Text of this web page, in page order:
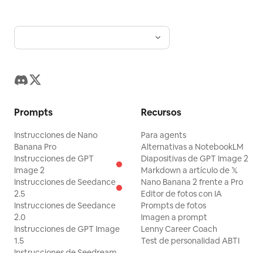
Prompts
Instrucciones de Nano
Banana Pro
Instrucciones de GPT
Image 2
Instrucciones de Seedance
2.5
Instrucciones de Seedance
2.0
Instrucciones de GPT Image
1.5
Recursos
Para agents
Alternativas a NotebookLM
Diapositivas de GPT Image 2
Markdown a artículo de 𝕏
Nano Banana 2 frente a Pro
Editor de fotos con IA
Prompts de fotos
Imagen a prompt
Lenny Career Coach
Test de personalidad ABTI